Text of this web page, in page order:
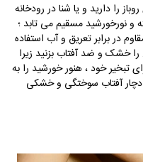
را دارید و یا شنا در رودخانه
و نورخورشید مسقیم می تابد ؛
در برابر تعریق و آب استفاده
خشک و ضد آفتاب بزنید زیرا
تبخیر خود ، هنور خورشید را به
آفتاب سوختگی و خشکی